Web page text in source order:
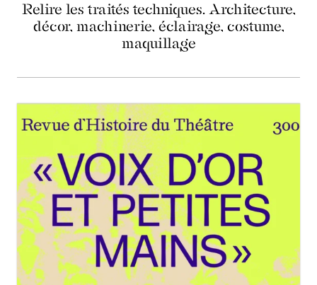
Relire les traités techniques. Architecture,
décor, machinerie, éclairage, costume,
maquillage